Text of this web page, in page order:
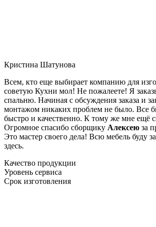
Кристина Шатунова
Всем, кто еще выбирает компанию для
советую Кухни мол! Не пожалеете! Я
спальню. Начиная с обсуждения заказа и
монтажом никаких проблем не было. Все
быстро и качественно. К тому же мне ещё
Огромное спасибо сборщику Алексею за
Это мастер своего дела! Всю мебель буду
здесь.
Качество продукции
Уровень сервиса
Срок изготовления